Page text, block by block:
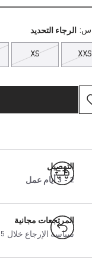
الرجاء التحديد
XXS
XS
التوصيل
2 - 3 أيام عمل
المرتجعات مجانية
سياسة الإرجاع خلال 15 يوماً